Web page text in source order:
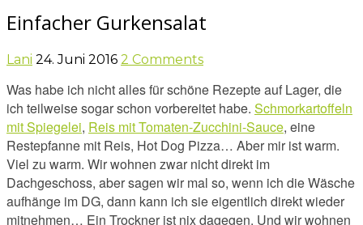
Einfacher Gurkensalat
Lani 24. Juni 2016 2 Comments
Was habe ich nicht alles für schöne Rezepte auf Lager, die
ich teilweise sogar schon vorbereitet habe. Schmorkartoffeln
mit Spiegelei, Reis mit Tomaten-Zucchini-Sauce, eine
Restepfanne mit Reis, Hot Dog Pizza… Aber mir ist warm.
Viel zu warm. Wir wohnen zwar nicht direkt im
Dachgeschoss, aber sagen wir mal so, wenn ich die Wäsche
aufhänge im DG, dann kann ich sie eigentlich direkt wieder
mitnehmen… Ein Trockner ist nix dagegen. Und wir wohnen